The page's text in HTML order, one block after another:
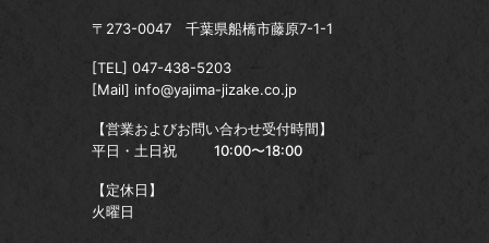
〒273-0047 千葉県船橋市藤原7-1-1
[TEL] 047-438-5203
[Mail] info@yajima-jizake.co.jp
【営業およびお問い合わせ受付時間】
平日・土日祝
10:00〜18:00
【定休日】
火曜日